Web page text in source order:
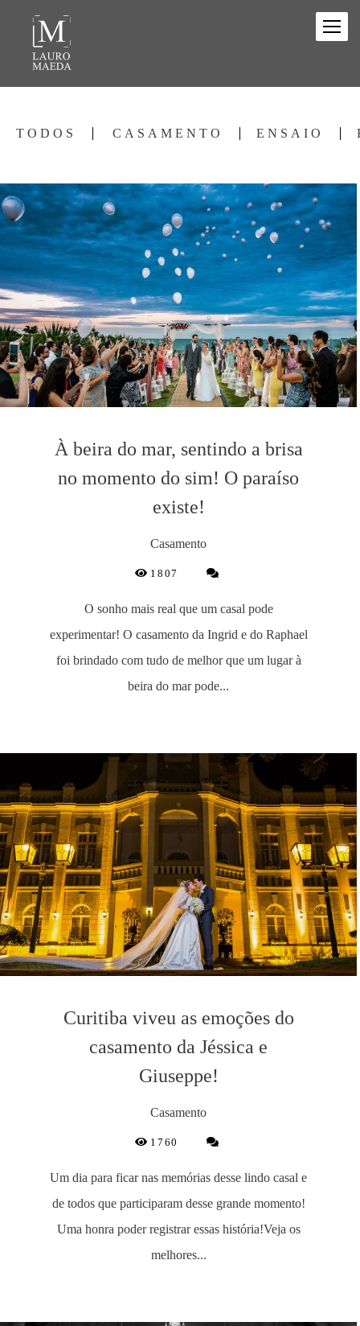
TODOS CASAMENTO ENSAIO
À beira do mar, sentindo a brisa
no momento do sim! O paraíso
existe!
Casamento
1807
O sonho mais real que um casal pode
experimentar! O casamento da Ingrid e do Raphael
foi brindado com tudo de melhor que um lugar à
beira do mar pode...
Curitiba viveu as emoções do
casamento da Jéssica e
Giuseppe!
Casamento
1760
Um dia para ficar nas memórias desse lindo casal e
de todos que participaram desse grande momento!
Uma honra poder registrar essas história!Veja os
melhores...